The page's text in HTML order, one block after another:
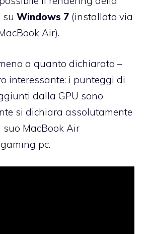
su Windows 7 (installato via
Air).
a quanto dichiarato –
interessante: i punteggi di
dalla GPU sono
si dichiara assolutamente
MacBook Air
pc.